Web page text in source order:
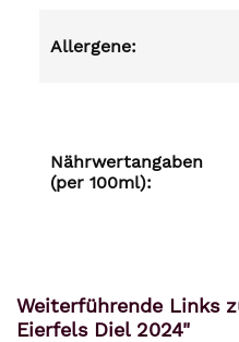
Allergene:
Nährwertangaben
(per 100ml):
Weiterführende Links
Eierfels Diel 2024"